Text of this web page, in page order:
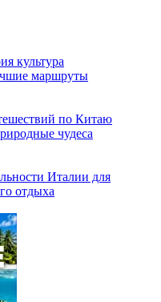
культура
маршруты
по Китаю
чудеса
Италии для
отдыха